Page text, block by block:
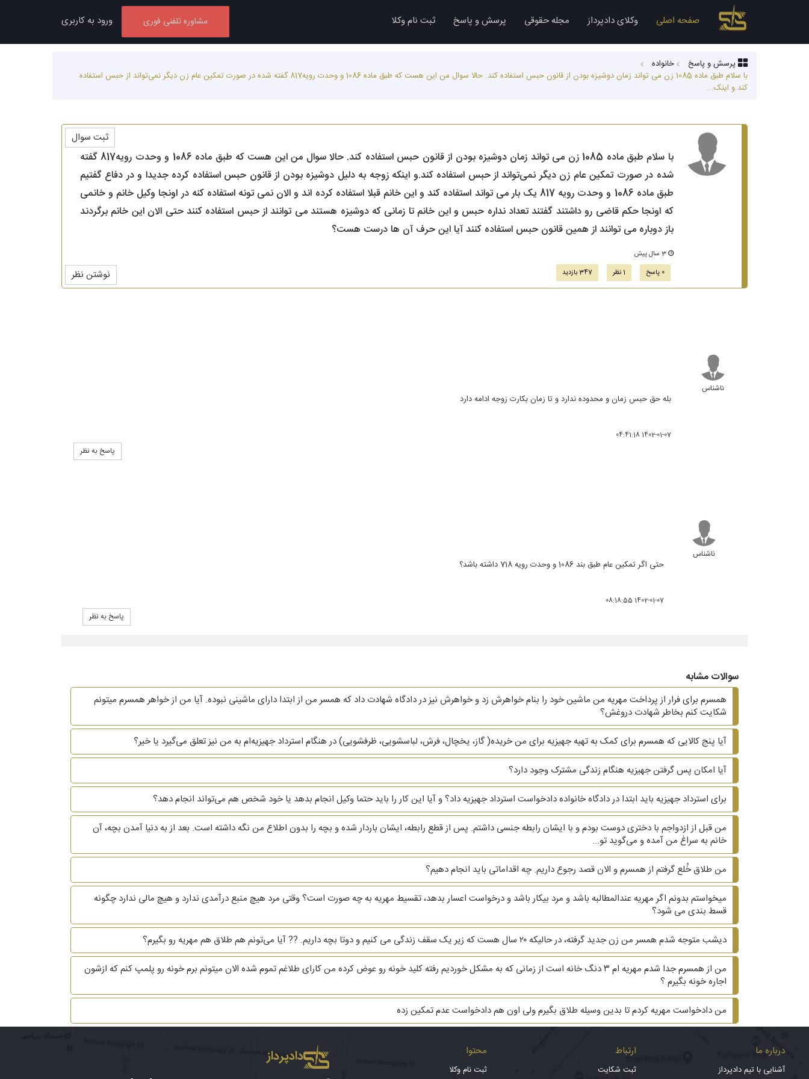
صفحه اصلی وکلای دادپرداز مجله حقوقی پرسش و پاسخ ثبت نام وکلا مشاوره تلفنی فوری ورود به کاربری
پرسش و پاسخ
خانواده
با سلام طبق ماده 1085 زن می تواند زمان دوشیزه بودن از قانون حبس استفاده کند. حالا سوال من این هست که طبق ماده 1086 و وحدت رویه817 گفته شده در صورت تمکین عام زن دیگر نمی‌تواند از حبس استفاده
کند.و اینک...
با سلام طبق ماده 1085 زن می تواند زمان دوشیزه بودن از قانون حبس استفاده کند. حالا سوال من این هست که طبق ماده 1086 و وحدت رویه817 گفته
شده در صورت تمکین عام زن دیگر نمی‌تواند از حبس استفاده کند.و اینکه زوجه به دلیل دوشیزه بودن از قانون حبس استفاده کرده جدیدا و در دفاع گفتیم
طبق ماده 1086 و وحدت رویه 817 یک بار می تواند استفاده کند و این خانم قبلا استفاده کرده اند و الان نمی تونه استفاده کنه در اونجا وکیل خانم و خانمی
که اونجا حکم قاضی رو داشتند گفتند تعداد نداره حبس و این خانم تا زمانی که دوشیزه هستند می توانند از حبس استفاده کنند حتی الان این خانم برگردند
باز دوباره می توانند از همین قانون حبس استفاده کنند آیا این حرف آن ها درست هست؟
3 سال پیش
0 پاسخ
1 نظر 347 بازدید نوشتن نظر
ثبت سوال
ناشناس
بله حق حبس زمان و محدوده ندارد و تا زمان بکارت زوجه ادامه دارد
1402-01-07 04:41:18
پاسخ به نظر
ناشناس
حتی اگر تمکین عام طبق بند 1086 و وحدت رویه 718 داشته باشد؟
1402-01-07 08:18:55
پاسخ به نظر
سوالات مشابه
همسرم برای فرار از پرداخت مهریه من ماشین خود را بنام خواهرش زد و خواهرش نیز در دادگاه شهادت داد که همسر من از ابتدا دارای ماشینی نبوده. آیا من از خواهر همسرم میتونم
شکایت کنم بخاطر شهادت دروغش؟
آیا پنج کالایی که همسرم برای کمک به تهیه جهیزیه برای من خریده( گاز، یخچال، فرش، لباسشویی، ظرفشویی)‌ در هنگام استرداد جهیزیه‌ام به من نیز تعلق می‌گیرد یا خیر؟
آیا امکان پس گرفتن جهیزیه هنگام زندگی مشترک وجود دارد؟
برای استرداد جهیزیه باید ابتدا در دادگاه خانواده دادخواست استرداد جهیزیه داد؟ و آیا این کار را باید حتما وکیل انجام بدهد یا خود شخص هم می‌تواند انجام دهد؟
من قبل از ازدواجم با دختری دوست بودم و با ایشان رابطه جنسی داشتم. پس از قطع رابطه، ایشان باردار شده و بچه را بدون اطلاع من نگه داشته است. بعد از به دنیا آمدن بچه، آن
خانم به سراغ من آمده و می‌گوید تو...
من طلاق خُلع گرفتم از همسرم و الان قصد رجوع داریم. چه اقداماتی باید انجام دهیم؟
میخواستم بدونم اگر مهریه عندالمطالبه باشد و مرد بیکار باشد و درخواست اعسار بدهد، تقسیط مهریه به چه صورت است؟ وقتی مرد هیچ منبع درآمدی ندارد و هیچ مالی ندارد چگونه
قسط بندی می شود؟
دیشب متوجه شدم همسر من زن جدید گرفته، در حالیکه ۲۰ سال هست که زیر یک سقف زندگی می کنیم و دوتا بچه داریم. ?? آیا می‌تونم هم طلاق هم مهریه رو بگیرم؟
من از همسرم جدا شدم مهریه ام ۳ دنگ خانه است از زمانی که به مشکل خوردیم رفته کلید خونه رو عوض کرده من کارای طلاغم تموم شده الان میتونم برم خونه رو پلمپ کنم که ازشون
اجاره خونه بگیرم ؟
من دادخواست مهریه کردم تا بدین وسیله طلاق بگیرم ولی اون هم دادخواست عدم تمکین زده
درباره ما
آشنایی با تیم دادپرداز
ارتباط
ثبت شکایت
محتوا
ثبت نام وکلا
دادپرداز